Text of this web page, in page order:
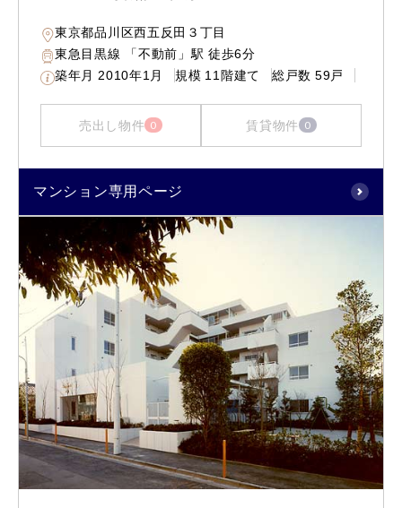
東京都品川区西五反田３丁目
東急目黒線 「不動前」駅 徒歩6分
築年月 2010年1月 規模 11階建て 総戸数 59戸
売出し物件 0 賃貸物件 0
マンション専用ページ